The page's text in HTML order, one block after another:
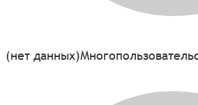
(нет данных)